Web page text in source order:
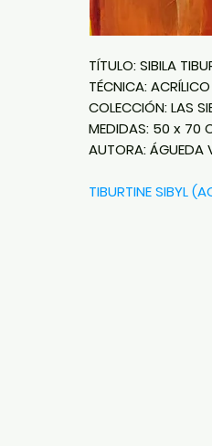
TÍTULO: SIBILA
TÉCNICA:
COLECCIÓN: LAS
MEDIDAS: 50 x 70
AUTORA: ÁGUEDA
TIBURTINE SIBYL